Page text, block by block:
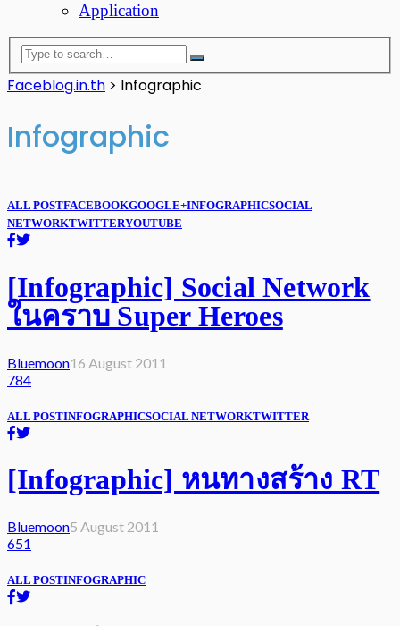
Application
Faceblog.in.th > Infographic
Infographic
ALL POSTFACEBOOKGOOGLE+INFOGRAPHICSOCIAL
NETWORKTWITTERYOUTUBE
[Infographic] Social Network
ในคราบ Super Heroes
Bluemoon16 August 2011
784
ALL POSTINFOGRAPHICSOCIAL NETWORKTWITTER
[Infographic] หนทางสร้าง RT
Bluemoon5 August 2011
651
ALL POSTINFOGRAPHIC